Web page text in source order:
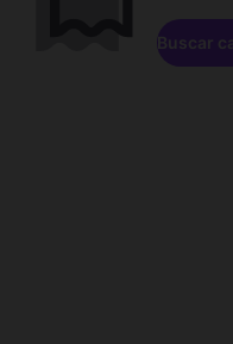
Buscar